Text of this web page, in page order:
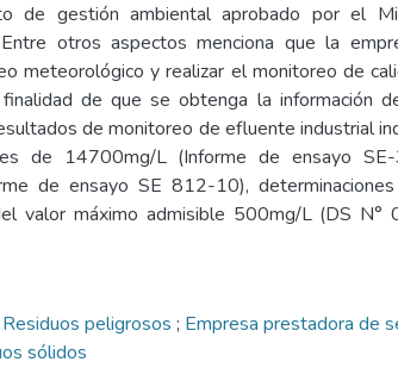
de gestión ambiental aprobado por el
otros aspectos menciona que la
meteorológico y realizar el monitoreo de
de que se obtenga la información
de monitoreo de efluente industrial
de 14700mg/L (Informe de ensayo
de ensayo SE 812-10),
valor máximo admisible 500mg/L (DS
Residuos peligrosos ; Empresa prestadora de
sólidos